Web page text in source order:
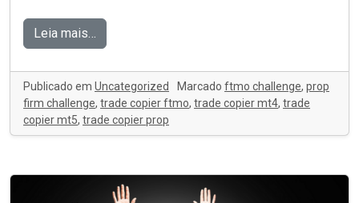
Leia mais…
Publicado em Uncategorized Marcado ftmo challenge, prop
firm challenge, trade copier ftmo, trade copier mt4, trade
copier mt5, trade copier prop